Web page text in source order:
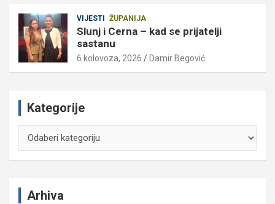
VIJESTI ŽUPANIJA
Slunj i Cerna – kad se prijatelji
sastanu
6 kolovoza, 2026 Damir Begović
Kategorije
Arhiva